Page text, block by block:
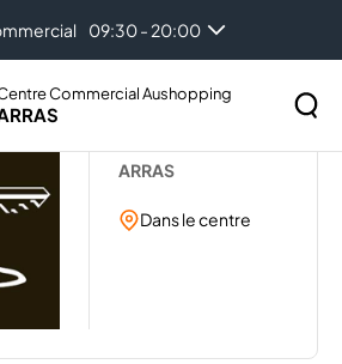
09:30 - 20:00
Commercial Aushopping
SERVICES
ARRAS
Dans le centre